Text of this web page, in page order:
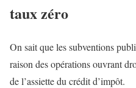
taux zéro
On sait que les subventions
raison des opérations ouvrant
de l’assiette du crédit d’impôt.